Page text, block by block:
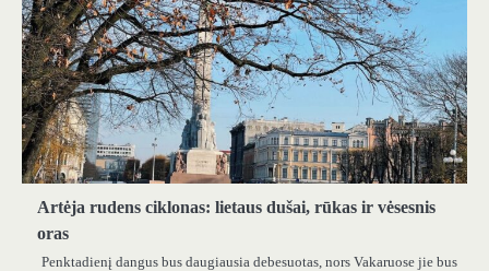
Artėja rudens ciklonas: lietaus dušai, rūkas ir vėsesnis
oras
Penktadienį dangus bus daugiausia debesuotas, nors Vakaruose jie bus